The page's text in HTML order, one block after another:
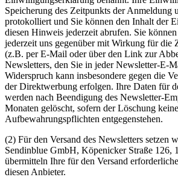
Speicherung des Zeitpunkts der Anmeldung
protokolliert und Sie können den Inhalt der
diesen Hinweis jederzeit abrufen. Sie
jederzeit uns gegenüber mit Wirkung für die
(z.B. per E-Mail oder über den Link zur
Newsletters, den Sie in jeder Newsletter-E-
Widerspruch kann insbesondere gegen die
der Direktwerbung erfolgen. Ihre Daten für
werden nach Beendigung des Newsletter-
Monaten gelöscht, sofern der Löschung
Aufbewahrungspflichten entgegenstehen.
(2) Für den Versand des Newsletters setzen
Sendinblue GmbH, Köpenicker Straße 126,
übermitteln Ihre für den Versand
diesen Anbieter.